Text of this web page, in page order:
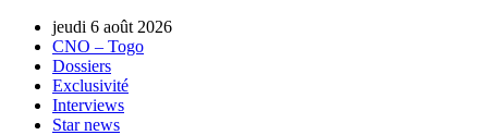
jeudi 6 août 2026
CNO – Togo
Dossiers
Exclusivité
Interviews
Star news
AUTORISATION DE LA HAAC N°0134/HAAC/12-